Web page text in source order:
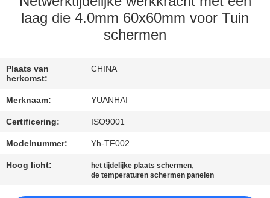
KWALITEITSCONTROLE
CONTACTEER
ONS
NIEUWS
VERZOEK
laag die 4.0mm 60x60mm voor Tuin
schermen
Plaats van
herkomst:
CHINA
Merknaam: YUANHAI
Certificering: ISO9001
Modelnummer: Yh-TF002
Hoog licht: het tijdelijke plaats schermen,
de temperaturen schermen panelen